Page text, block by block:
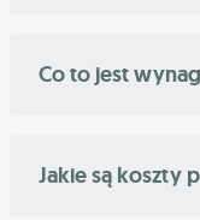
Co to jest
Jakie są koszty